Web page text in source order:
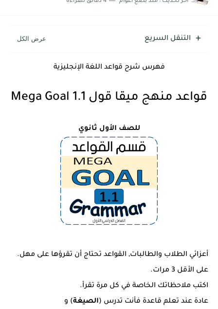
التنقل السريع
فهرس شرح قواعد اللغة الإنجليزية
قواعد منهج ميقا قول 1.1 Mega Goal
للصف الأول ثانوي
أعزائي الطلاب والطالبات, القواعد تحتاج أن تقرؤها على مهل.
على الأقل 3 مرات.
اكتب ملاحظاتك الخاصة في كل مرة تقرأ.
عادة عند تعلم قاعدة فأنت تدرس (الصيغة) و